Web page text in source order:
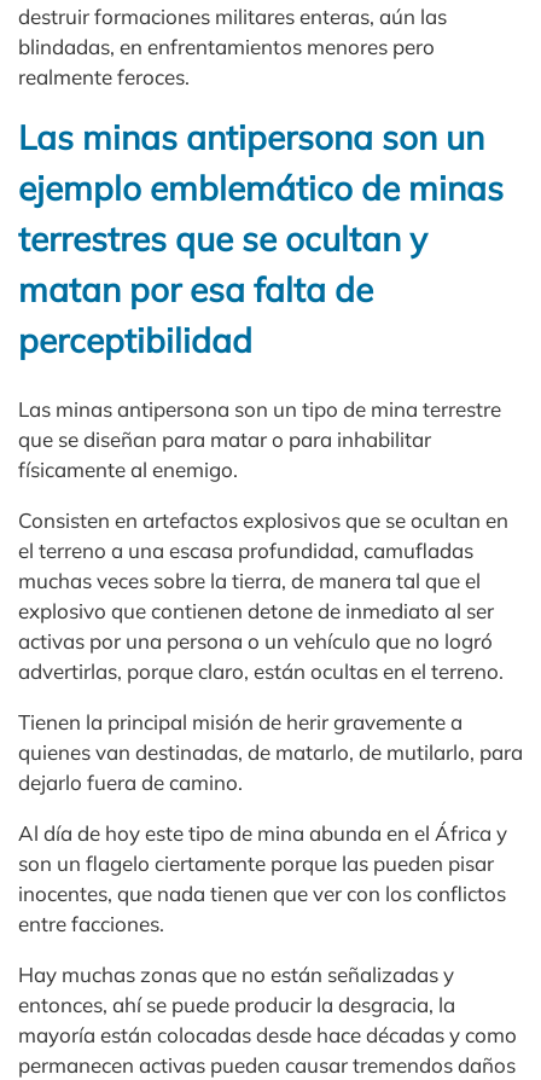
destruir formaciones militares enteras, aún las
blindadas, en enfrentamientos menores pero
realmente feroces.
Las minas antipersona son un
ejemplo emblemático de minas
terrestres que se ocultan y
matan por esa falta de
perceptibilidad
Las minas antipersona son un tipo de mina terrestre
que se diseñan para matar o para inhabilitar
físicamente al enemigo.
Consisten en artefactos explosivos que se ocultan en
el terreno a una escasa profundidad, camufladas
muchas veces sobre la tierra, de manera tal que el
explosivo que contienen detone de inmediato al ser
activas por una persona o un vehículo que no logró
advertirlas, porque claro, están ocultas en el terreno.
Tienen la principal misión de herir gravemente a
quienes van destinadas, de matarlo, de mutilarlo, para
dejarlo fuera de camino.
Al día de hoy este tipo de mina abunda en el África y
son un flagelo ciertamente porque las pueden pisar
inocentes, que nada tienen que ver con los conflictos
entre facciones.
Hay muchas zonas que no están señalizadas y
entonces, ahí se puede producir la desgracia, la
mayoría están colocadas desde hace décadas y como
permanecen activas pueden causar tremendos daños